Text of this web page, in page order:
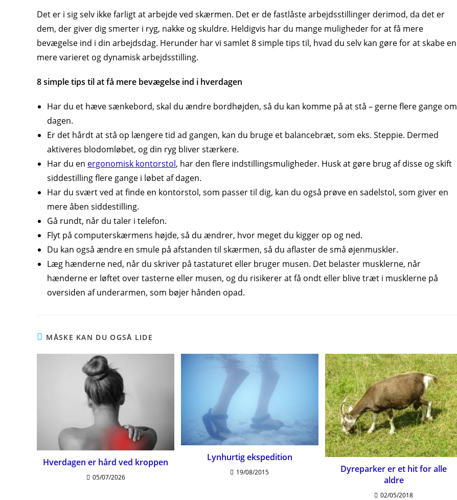
Det er i sig selv ikke farligt at arbejde ved skærmen. Det er de fastlåste arbejdsstillinger derimod, da det er
dem, der giver dig smerter i ryg, nakke og skuldre. Heldigvis har du mange muligheder for at få mere
bevægelse ind i din arbejdsdag. Herunder har vi samlet 8 simple tips til, hvad du selv kan gøre for at skabe en
mere varieret og dynamisk arbejdsstilling.
8 simple tips til at få mere bevægelse ind i hverdagen
Har du et hæve sænkebord, skal du ændre bordhøjden, så du kan komme på at stå – gerne flere gange om
dagen.
Er det hårdt at stå op længere tid ad gangen, kan du bruge et balancebræt, som eks. Steppie. Dermed
aktiveres blodomløbet, og din ryg bliver stærkere.
Har du en ergonomisk kontorstol, har den flere indstillingsmuligheder. Husk at gøre brug af disse og skift
siddestilling flere gange i løbet af dagen.
Har du svært ved at finde en kontorstol, som passer til dig, kan du også prøve en sadelstol, som giver en
mere åben siddestilling.
Gå rundt, når du taler i telefon.
Flyt på computerskærmens højde, så du ændrer, hvor meget du kigger op og ned.
Du kan også ændre en smule på afstanden til skærmen, så du aflaster de små øjenmuskler.
Læg hænderne ned, når du skriver på tastaturet eller bruger musen. Det belaster musklerne, når
hænderne er løftet over tasterne eller musen, og du risikerer at få ondt eller blive træt i musklerne på
oversiden af underarmen, som bøjer hånden opad.
MÅSKE KAN DU OGSÅ LIDE
Hverdagen er hård ved kroppen
05/07/2026
Lynhurtig ekspedition
19/08/2015
Dyreparker er et hit for alle
aldre
02/05/2018